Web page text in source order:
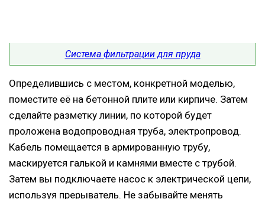
Система фильтрации для пруда
Определившись с местом, конкретной моделью,
поместите её на бетонной плите или кирпиче. Затем
сделайте разметку линии, по которой будет
проложена водопроводная труба, электропровод.
Кабель помещается в армированную трубу,
маскируется галькой и камнями вместе с трубой.
Затем вы подключаете насос к электрической цепи,
используя прерыватель. Не забывайте менять